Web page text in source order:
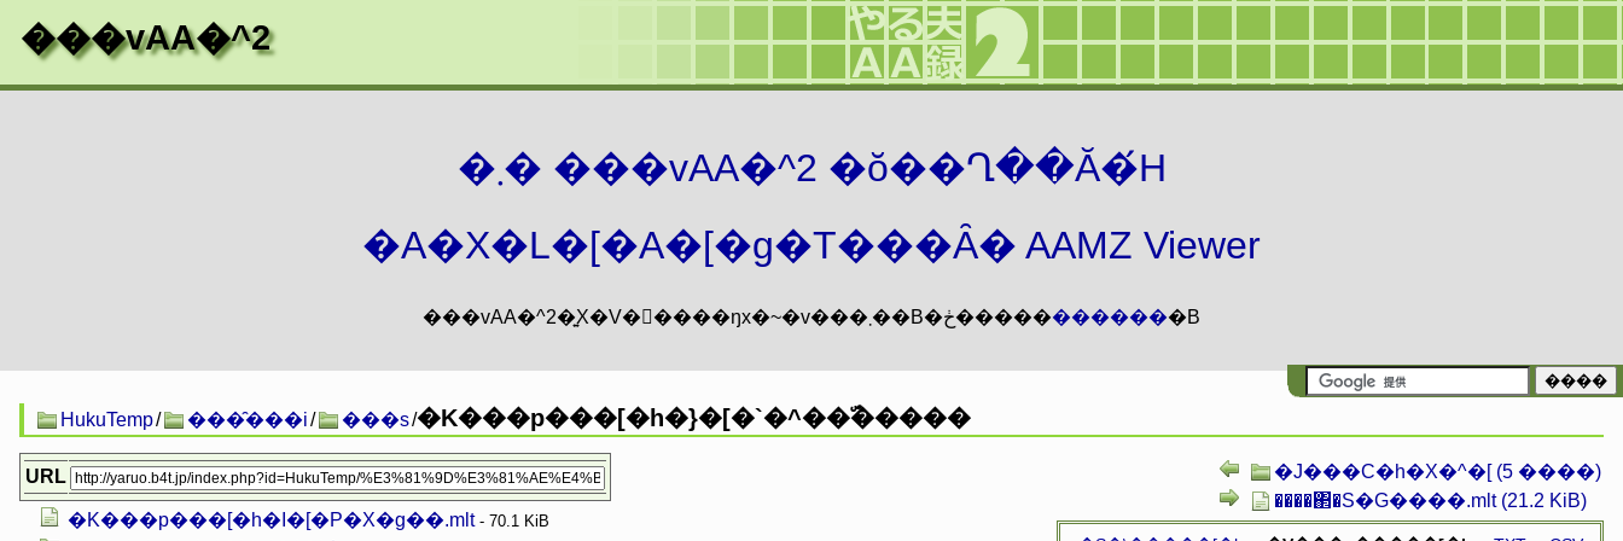
���vAA�^2
�܂� ���vAA�^2 �ŏ��Ղ��Ă�́H
�A�X�L�[�A�[�g�T���Ȃ� AAMZ Viewer
���vAA�^2�͍X�V�𖳊����ŋx�~�v���܂��B�ڂ������������B
HukuTemp/ ���̑���i/ ���s/�K���p���[�h�}�[�`�^��ࣕ�����
�J���C�h�X�^�[ (5 ����)
����΂�S�G����.mlt (21.2 KiB)
URL
�K���p���[�h�I�[�P�X�g��.mlt- 70.1 KiB